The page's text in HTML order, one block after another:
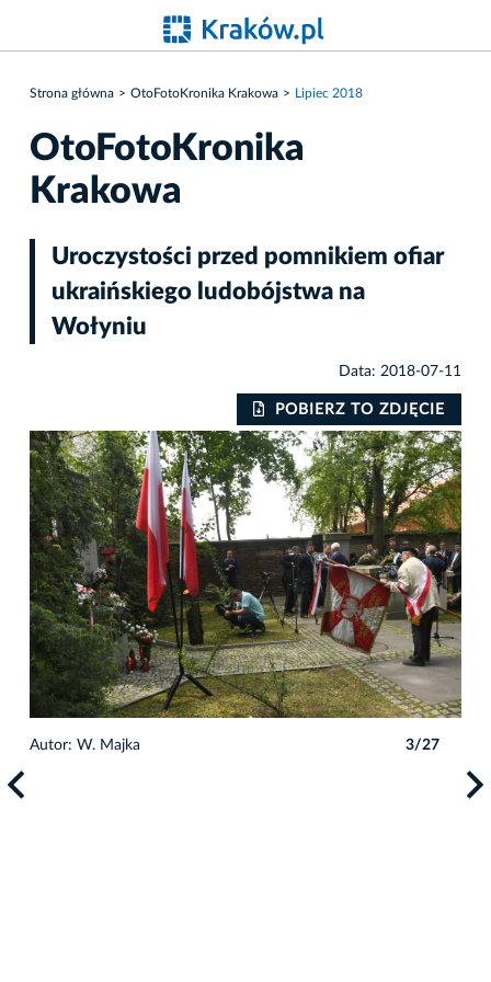
Strona główna OtoFotoKronika Krakowa Lipiec 2018
OtoFotoKronika
Krakowa
Uroczystości przed pomnikiem ofiar
ukraińskiego ludobójstwa na
Wołyniu
Data: 2018-07-11
POBIERZ TO ZDJĘCIE
Autor: W. Majka 3/27